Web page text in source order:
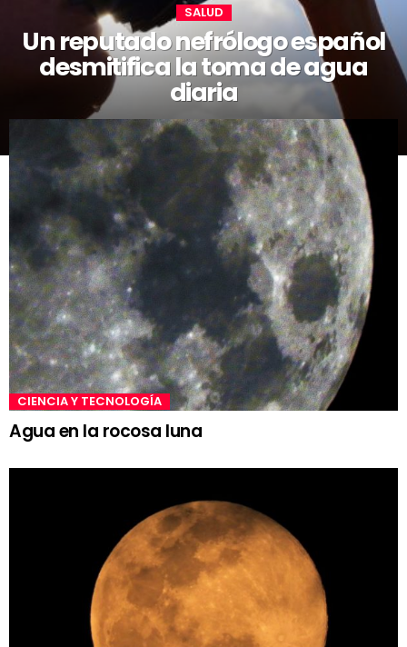
SALUD
Un reputado nefrólogo español
desmitifica la toma de agua
diaria
CIENCIA Y TECNOLOGÍA
Agua en la rocosa luna